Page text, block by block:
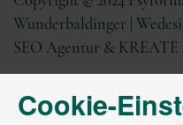
Wunderbaldinger |
SEO Agentur & KREATE
Cookie-